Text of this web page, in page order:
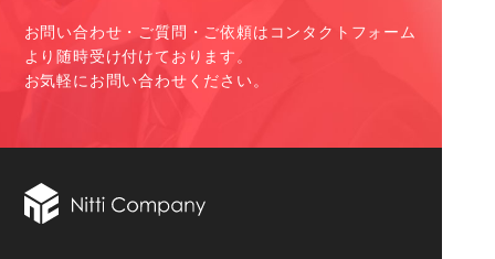
お問い合わせ・ご質問・ご依頼はコンタクトフォーム
より随時受け付けております。
お気軽にお問い合わせください。